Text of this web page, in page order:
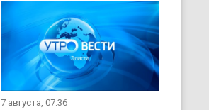
7 августа, 07:36